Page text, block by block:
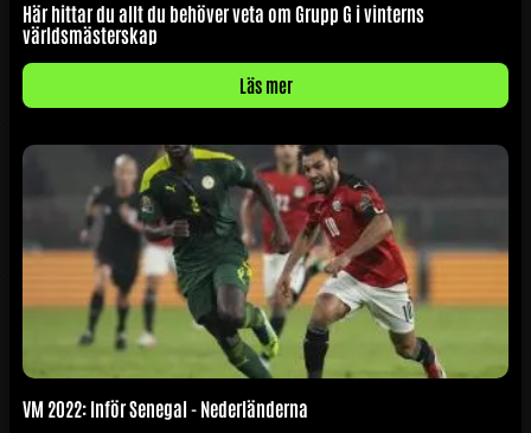
Här hittar du allt du behöver veta om Grupp G i vinterns
världsmästerskap
Läs mer
VM 2022: Inför Senegal - Nederländerna